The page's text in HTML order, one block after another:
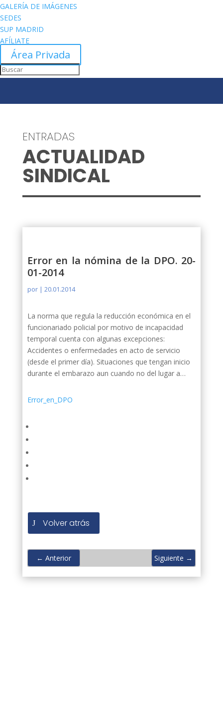
GALERÍA DE IMÁGENES
SEDES
SUP MADRID
AFÍLIATE
Área Privada
ENTRADAS
ACTUALIDAD
SINDICAL
Error en la nómina de la DPO. 20-
01-2014
por | 20.01.2014
La norma que regula la reducción económica en el
funcionariado policial por motivo de incapacidad
temporal cuenta con algunas excepciones:
Accidentes o enfermedades en acto de servicio
(desde el primer día). Situaciones que tengan inicio
durante el embarazo aun cuando no del lugar a…
Error_en_DPO
Volver atrás
← Anterior Siguiente →